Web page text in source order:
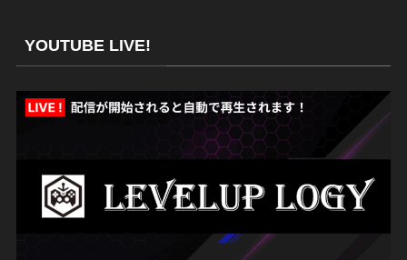
YOUTUBE LIVE!